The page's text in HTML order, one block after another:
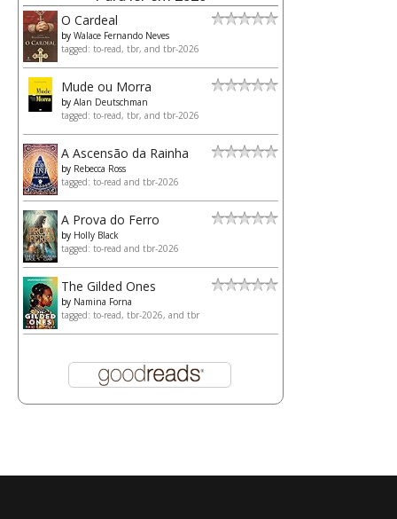
O Cardeal
by Walace Fernando Neves
tagged: to-read, tbr, and tbr-2026
Mude ou Morra
by Alan Deutschman
tagged: to-read, tbr, and tbr-2026
A Ascensão da Rainha
by Rebecca Ross
tagged: to-read and tbr-2026
A Prova do Ferro
by Holly Black
tagged: to-read and tbr-2026
The Gilded Ones
by Namina Forna
tagged: to-read, tbr-2026, and tbr